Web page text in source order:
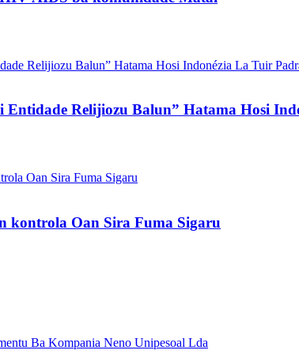
Entidade Relijiozu Balun” Hatama Hosi
kontrola Oan Sira Fuma Sigaru